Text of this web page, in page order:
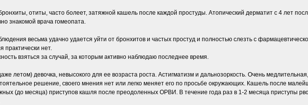
отиты, часто болеет, затяжной кашель после каждой простуды. Атопический дерматит с 4 лет
знакомой врача гомеопата.
весьма удачно удается уйти от бронхитов и частых простуд и полностью слезть с
практически нет.
взяться за случай, за которым активно наблюдаю последнее время.
летом) девочка, невысокого для ее возраста роста. Астигматизм и дальнозоркость. Очень
решение, своего мнения нет или легко меняет его по просьбе окружающих. Кашель после
(до месяца) приступов кашля после преодоленных ОРВИ. В течение года раз в 1-2 месяца приступы